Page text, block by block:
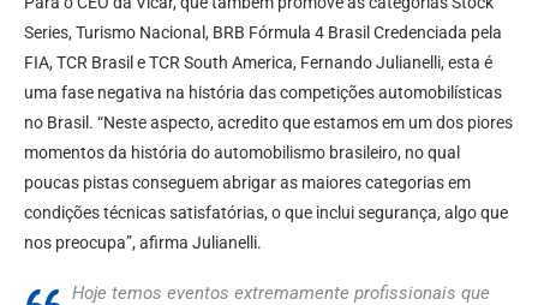
Series, Turismo Nacional, BRB Fórmula 4 Brasil Credenciada pela
FIA, TCR Brasil e TCR South America, Fernando Julianelli, esta é
uma fase negativa na história das competições automobilísticas
no Brasil. “Neste aspecto, acredito que estamos em um dos piores
momentos da história do automobilismo brasileiro, no qual
poucas pistas conseguem abrigar as maiores categorias em
condições técnicas satisfatórias, o que inclui segurança, algo que
nos preocupa”, afirma Julianelli.
Hoje temos eventos extremamente profissionais que